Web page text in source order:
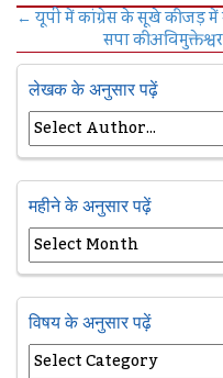
←यूपी में कांग्रेस के सूखे की जड़ में
सपा की
लेखक के अनुसार पढ़ें
महीने के अनुसार पढ़ें
विषय के अनुसार पढ़ें